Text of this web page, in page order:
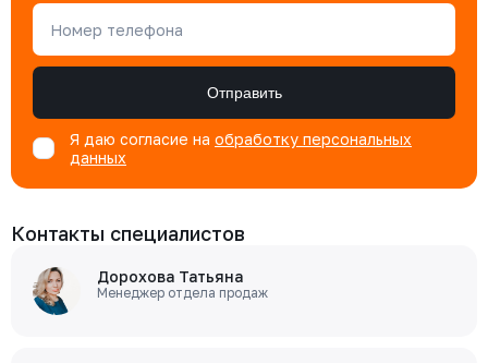
Номер телефона
Отправить
Я даю согласие на обработку персональных
данных
Контакты специалистов
Дорохова Татьяна
Менеджер отдела продаж